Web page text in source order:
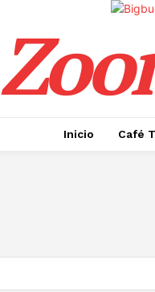
Inicio Café